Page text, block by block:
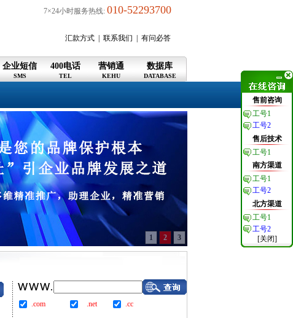
7×24小时服务热线: 010-52293700
汇款方式 联系我们 有问必答
企业短信
SMS
400电话
TEL
营销通
KEHU
数据库
DATABASE
1 2 3
.com .net .cc
售前咨询
工号1
工号2
售后技术
工号1
南方渠道
工号1
工号2
北方渠道
工号1
工号2
[关闭]